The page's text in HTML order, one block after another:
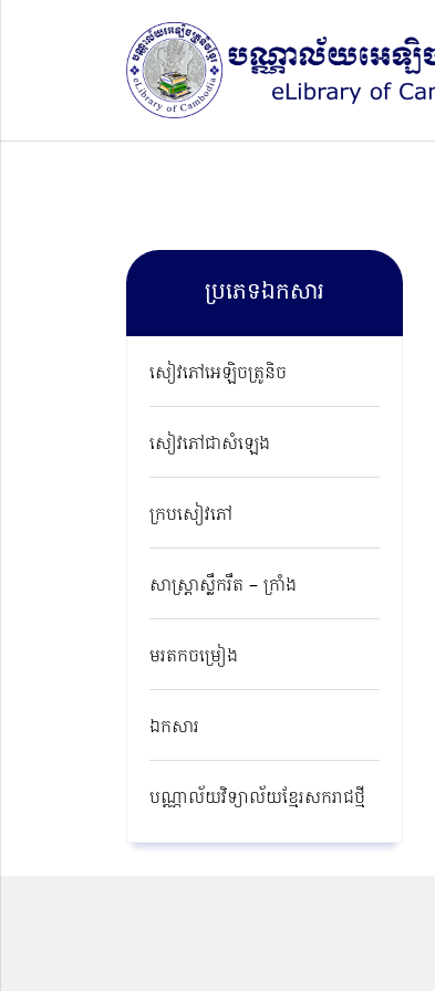
ប្រភេទឯកសារ
សៀវភៅអេឡិចត្រូនិច
សៀវភៅជាសំឡេង
ក្របសៀវភៅ
សាស្ត្រាស្លឹករឹត – ក្រាំង
មរតកចម្រៀង
ឯកសារ
បណ្ណាល័យវិទ្យាល័យខ្មែរសករាជថ្មី​